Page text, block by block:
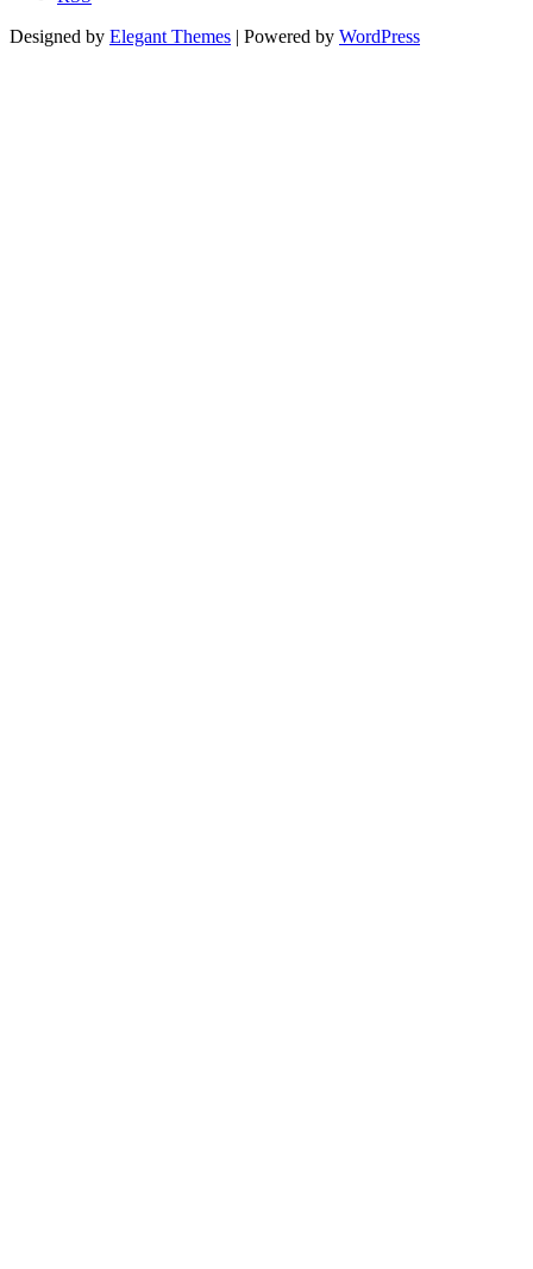
Designed by Elegant Themes | Powered by WordPress